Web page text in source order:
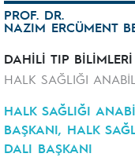
PROF. DR.
NAZIM ERCÜMENT
DAHİLİ TIP
HALK SAĞLIĞI
HALK SAĞLIĞI
BAŞKANI, HALK
DALI BAŞKANI